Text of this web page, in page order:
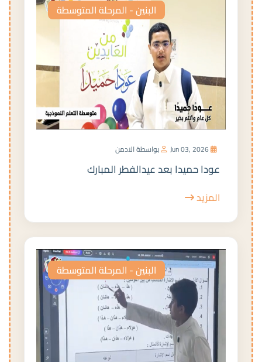
البنين - المرحلة المتوسطة
بواسطة الادمن
عودا حميدا بعد عيدالفطر المبارك
المزيد
البنين - المرحلة المتوسطة